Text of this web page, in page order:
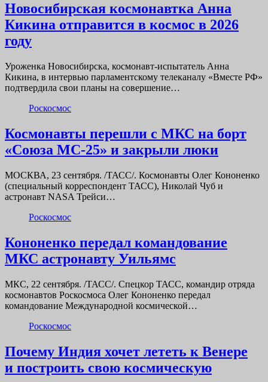
Новосибирская космонавтка Анна
Кикина отправится в космос в 2026
году
Уроженка Новосибирска, космонавт-испытатель Анна
Кикина, в интервью парламентскому телеканалу «Вместе РФ»
подтвердила свои планы на совершение…
Роскосмос
Космонавты перешли с МКС на борт
«Союза МС-25» и закрыли люки
МОСКВА, 23 сентября. /ТАСС/. Космонавты Олег Кононенко
(специальный корреспондент ТАСС), Николай Чуб и
астронавт NASA Трейси…
Роскосмос
Кононенко передал командование
МКС астронавту Уильямс
МКС, 22 сентября. /ТАСС/. Спецкор ТАСС, командир отряда
космонавтов Роскосмоса Олег Кононенко передал
командование Международной космической…
Роскосмос
Почему Индия хочет лететь к Венере
и построить свою космическую